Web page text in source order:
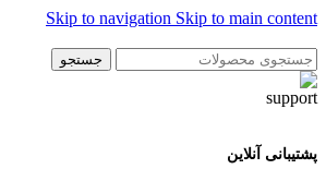
Skip to navigation Skip to main content
جستجو
پشتیبانی آنلاین